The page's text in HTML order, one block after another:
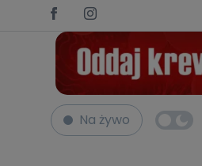
Na żywo